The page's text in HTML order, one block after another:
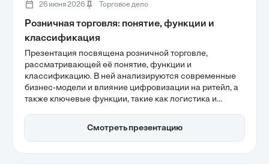
26 июня 2026 Торговое дело
Розничная торговля: понятие, функции и
классификация
Презентация посвящена розничной торговле,
рассматривающей её понятие, функции и
классификацию. В ней анализируются современные
бизнес-модели и влияние цифровизации на ритейл, а
также ключевые функции, такие как логистика и
как меняется структура розничной торговли в
условиях растущего спроса на онлайн-продажи и как
Смотреть презентацию